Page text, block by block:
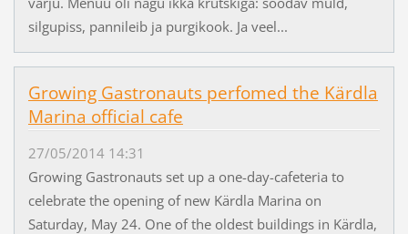
silgupiss, pannileib ja purgikook. Ja veel...
Growing Gastronauts perfomed the Kärdla
Marina official cafe
27/05/2014 14:31
Growing Gastronauts set up a one-day-cafeteria to
celebrate the opening of new Kärdla Marina on
Saturday, May 24. One of the oldest buildings in Kärdla,